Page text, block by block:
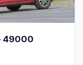
49000